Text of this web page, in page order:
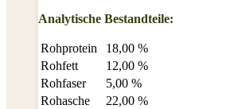
Analytische Bestandteile:
Rohprotein
18,00 %
Rohfett
12,00 %
Rohfaser
5,00 %
Rohasche
22,00 %